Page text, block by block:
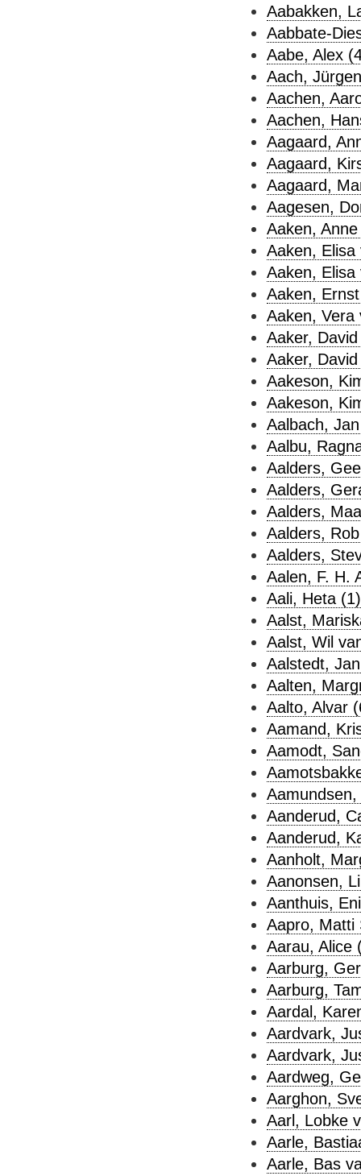
Aabakken,
Aabbate-
Aabe, Alex
Aach,
Aachen,
Aachen,
Aagaard,
Aagaard,
Aagaard,
Aagesen,
Aaken,
Aaken, Elisa
Aaken, Elisa
Aaken,
Aaken, Vera
Aaker,
Aaker,
Aakeson,
Aakeson,
Aalbach,
Aalbu,
Aalders,
Aalders,
Aalders,
Aalders,
Aalders,
Aalen, F. H.
Aali, Heta (1)
Aalst,
Aalst, Wil
Aalstedt,
Aalten,
Aalto, Alvar
Aamand,
Aamodt,
Aanderud,
Aanderud,
Aanholt,
Aanonsen,
Aanthuis,
Aapro, Matti
Aarau, Alice
Aarburg,
Aarburg,
Aardal,
Aardvark,
Aardvark,
Aardweg,
Aarghon,
Aarl, Lobke
Aarle,
Aarle, Bas